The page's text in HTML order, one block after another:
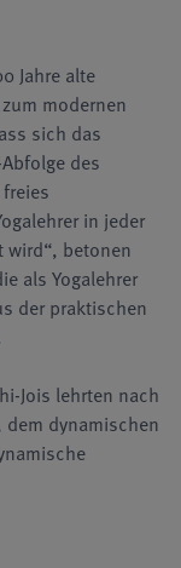
Jahre alte
modernen
sich das
des
in jeder
wird“, betonen
als Yogalehrer
der praktischen
Jois lehrten nach
dem dynamischen